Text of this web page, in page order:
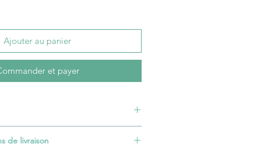
Ajouter au panier
et payer
de livraison